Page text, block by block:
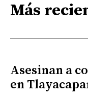
Más
Asesinan a
en